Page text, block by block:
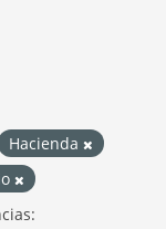
Hacienda